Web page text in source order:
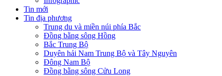
Tin mới
Tin địa phương
Trung du và miền núi phía Bắc
Đồng bằng sông Hồng
Bắc Trung Bộ
Duyên hải Nam Trung Bộ và Tây Nguyên
Đông Nam Bộ
Đồng bằng sông Cửu Long